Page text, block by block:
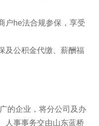
户he法合规参保，享受
及公积金代缴、薪酬福
的企业，将分公司及办
人事事务交由山东蓝桥